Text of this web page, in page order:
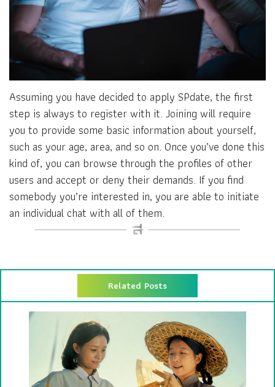
Assuming you have decided to apply SPdate, the first
step is always to register with it. Joining will require
you to provide some basic information about yourself,
such as your age, area, and so on. Once you’ve done this
kind of, you can browse through the profiles of other
users and accept or deny their demands. If you find
somebody you’re interested in, you are able to initiate
an individual chat with all of them.
Related Posts